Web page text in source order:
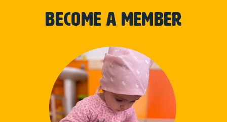
BECOME A MEMBER